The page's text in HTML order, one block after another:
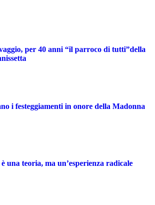
per 40 anni “il parroco di tutti”della
i festeggiamenti in onore della Madonna
una teoria, ma un’esperienza radicale